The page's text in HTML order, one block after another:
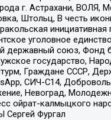
г. Астрахани, ВОЛЯ,
Штольц, В честь
уголовное
державный союз,
государство,
Граждане СССР,
СИЧ-С14,
Невоград,
ойрат-калмыцкого
Сергей Фургал